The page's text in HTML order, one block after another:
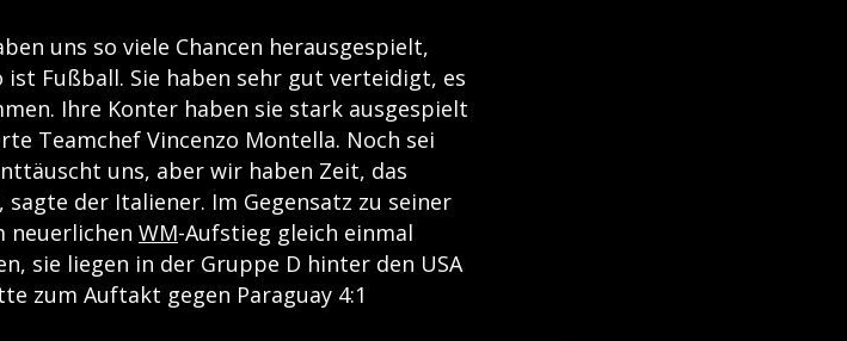
uns so viele Chancen herausgespielt,
Fußball. Sie haben sehr gut verteidigt, es
Ihre Konter haben sie stark ausgespielt
Teamchef Vincenzo Montella. Noch sei
uns, aber wir haben Zeit, das
der Italiener. Im Gegensatz zu seiner
neuerlichen WM-Aufstieg gleich einmal
sie liegen in der Gruppe D hinter den USA
zum Auftakt gegen Paraguay 4:1